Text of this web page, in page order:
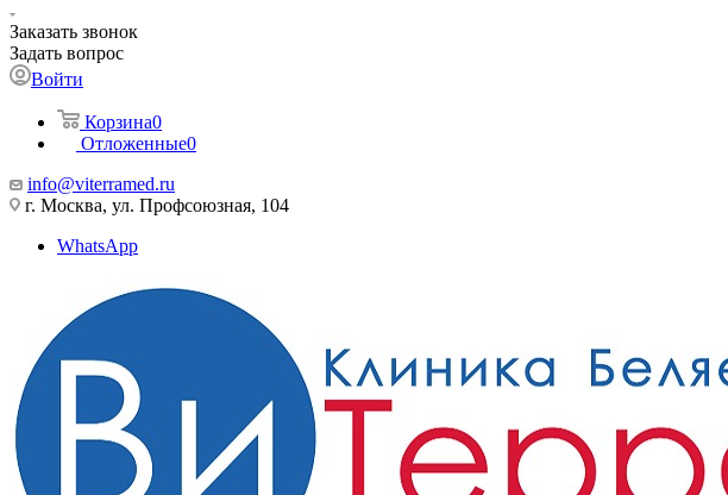
Заказать звонок
Задать вопрос
Войти
Корзина0
Отложенные0
info@viterramed.ru
г. Москва, ул. Профсоюзная, 104
WhatsApp